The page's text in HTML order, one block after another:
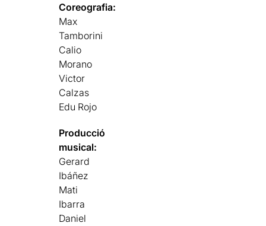
Coreografia:
Max
Tamborini
Calio
Morano
Victor
Calzas
Edu Rojo
Producció
musical:
Gerard
Ibáñez
Mati
Ibarra
Daniel